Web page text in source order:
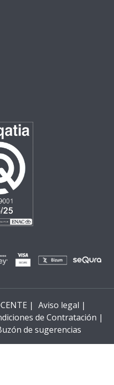
| Aviso legal |
de Contratación |
de sugerencias